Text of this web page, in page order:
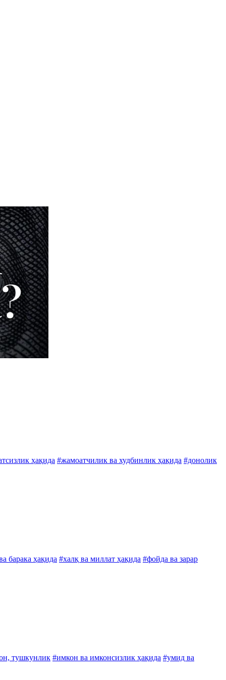
ҳақида #жамоатчилик ва худбинлик ҳақида #донолик
барака ҳақида #халқ ва миллат ҳақида #фойда ва зарар
тушкунлик #имкон ва имконсизлик ҳақида #умид ва